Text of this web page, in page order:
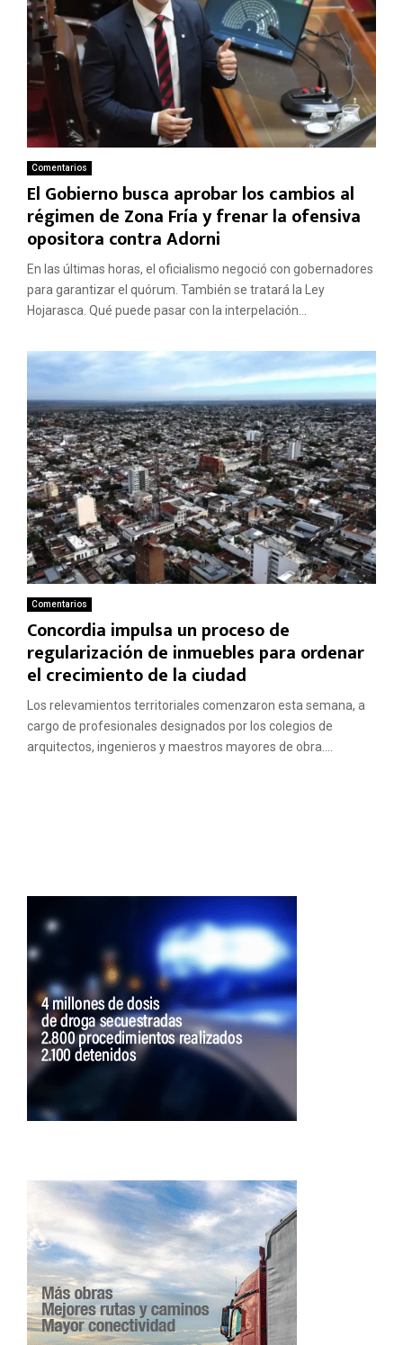
Comentarios
El Gobierno busca aprobar los cambios al
régimen de Zona Fría y frenar la ofensiva
opositora contra Adorni
En las últimas horas, el oficialismo negoció con gobernadores
para garantizar el quórum. También se tratará la Ley
Hojarasca. Qué puede pasar con la interpelación...
Comentarios
Concordia impulsa un proceso de
regularización de inmuebles para ordenar
el crecimiento de la ciudad
Los relevamientos territoriales comenzaron esta semana, a
cargo de profesionales designados por los colegios de
arquitectos, ingenieros y maestros mayores de obra....